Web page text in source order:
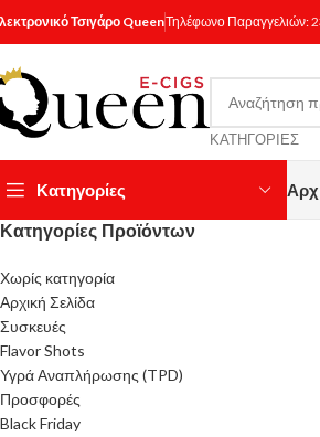
Τσιγάρο QueenΤηλέφωνο Παραγγελιών:
ΚΑΤΗΓΟΡΊΕΣ
Κατηγορίες
Κατηγορίες Προϊόντων
Χωρίς κατηγορία
Αρχική Σελίδα
Συσκευές
Flavor Shots
Υγρά Αναπλήρωσης (TPD)
Προσφορές
Black Friday